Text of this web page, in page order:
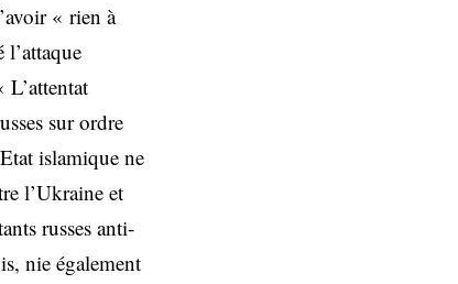
« rien à
l’attaque
sur ordre
islamique ne
l’Ukraine et
russes anti-
nie également